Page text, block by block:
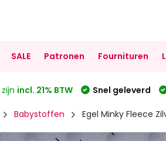
SALE Patronen Fournituren
zijn incl. 21% BTW Snel geleverd
Babystoffen Egel Minky Fleece